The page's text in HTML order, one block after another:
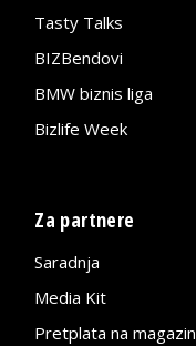
Tasty Talks
BIZBendovi
BMW biznis liga
Bizlife Week
Za partnere
Saradnja
Media Kit
Pretplata na magazin